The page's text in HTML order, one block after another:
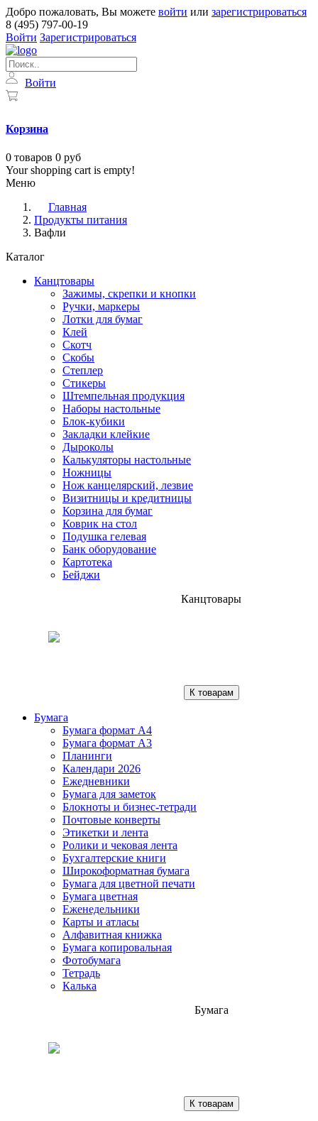
Добро пожаловать, Вы можете войти или зарегистрироваться
8 (495) 797-00-19
Войти Зарегистрироваться
Войти
Корзина
0 товаров 0 руб
Your shopping cart is empty!
Меню
Главная
Продукты питания
Вафли
Каталог
Канцтовары
Зажимы, скрепки и кнопки
Ручки, маркеры
Лотки для бумаг
Клей
Скотч
Скобы
Степлер
Стикеры
Штемпельная продукция
Наборы настольные
Блок-кубики
Закладки клейкие
Дыроколы
Калькуляторы настольные
Ножницы
Нож канцелярский, лезвие
Визитницы и кредитницы
Корзина для бумаг
Коврик на стол
Подушка гелевая
Банк оборудование
Картотека
Бейджи
Канцтовары
К товарам
Бумага
Бумага формат А4
Бумага формат А3
Планинги
Календари 2026
Ежедневники
Бумага для заметок
Блокноты и бизнес-тетради
Почтовые конверты
Этикетки и лента
Ролики и чековая лента
Бухгалтерские книги
Широкоформатная бумага
Бумага для цветной печати
Бумага цветная
Еженедельники
Карты и атласы
Алфавитная книжка
Бумага копировальная
Фотобумага
Тетрадь
Калька
Бумага
К товарам